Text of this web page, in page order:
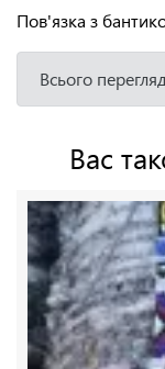
Пов'язка з
Всього
Вас